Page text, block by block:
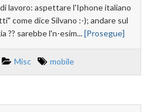
lavoro: aspettare l'Iphone italiano
come dice Silvano :-); andare sul
?? sarebbe l'n-esim...[Prosegue]
Misc mobile